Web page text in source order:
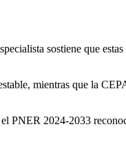
sostiene que
mientras que la
PNER 2024-2033